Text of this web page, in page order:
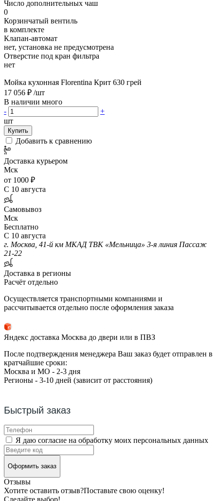
Число дополнительных чаш
0
Корзинчатый вентиль
в комплекте
Клапан-автомат
нет, установка не предусмотрена
Отверстие под кран фильтра
нет
Мойка кухонная Florentina Крит 630 грей
17 056 ₽ /шт
В наличии много
-
+
шт
Купить
Добавить к сравнению
Доставка курьером
Мск
от 1000 ₽
С 10 августа
Самовывоз
Мск
Бесплатно
С 10 августа
г. Москва, 41-й км МКАД ТВК «Мельница» 3-я линия Пассаж
21-22
Доставка в регионы
Расчёт отдельно
Осуществляется транспортными компаниями и
рассчитывается отдельно после оформления заказа
Яндекс доставка Москва до двери или в ПВЗ
После подтверждения менеджера Ваш заказ будет отправлен в
кратчайшие сроки:
Москва и МО - 2-3 дня
Регионы - 3-10 дней (зависит от расстояния)
Быстрый заказ
Я даю согласие на обработку моих персональных данных
Оформить заказ
Отзывы
Хотите оставить отзыв?Поставьте свою оценку!
Сделайте выбор!